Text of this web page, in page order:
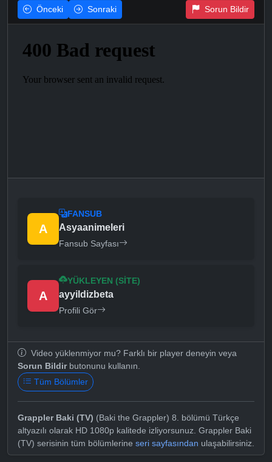
Önceki Sonraki Sorun Bildir
A
FANSUB
Asyaanimeleri
Fansub Sayfası
A
YÜKLEYEN (SITE)
ayyildizbeta
Profili Gör
Video yüklenmiyor mu? Farklı bir player deneyin veya
Sorun Bildirbutonunu kullanın.
Tüm Bölümler
Grappler Baki (TV) (Baki the Grappler) 8. bölümü Türkçe
altyazılı olarak HD 1080p kalitede izliyorsunuz. Grappler Baki
(TV) serisinin tüm bölümlerine seri sayfasından ulaşabilirsiniz.